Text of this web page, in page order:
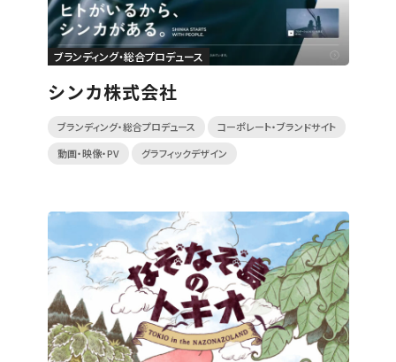
ブランディング・総合プロデュース
シンカ株式会社
ブランディング・総合プロデュース コーポレート・ブランドサイト
動画・映像・PV グラフィックデザイン